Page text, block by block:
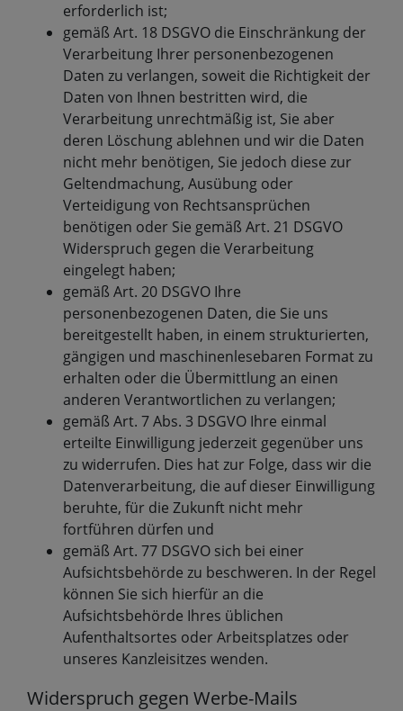
erforderlich ist;
gemäß Art. 18 DSGVO die Einschränkung der
Verarbeitung Ihrer personenbezogenen
Daten zu verlangen, soweit die Richtigkeit der
Daten von Ihnen bestritten wird, die
Verarbeitung unrechtmäßig ist, Sie aber
deren Löschung ablehnen und wir die Daten
nicht mehr benötigen, Sie jedoch diese zur
Geltendmachung, Ausübung oder
Verteidigung von Rechtsansprüchen
benötigen oder Sie gemäß Art. 21 DSGVO
Widerspruch gegen die Verarbeitung
eingelegt haben;
gemäß Art. 20 DSGVO Ihre
personenbezogenen Daten, die Sie uns
bereitgestellt haben, in einem strukturierten,
gängigen und maschinenlesebaren Format zu
erhalten oder die Übermittlung an einen
anderen Verantwortlichen zu verlangen;
gemäß Art. 7 Abs. 3 DSGVO Ihre einmal
erteilte Einwilligung jederzeit gegenüber uns
zu widerrufen. Dies hat zur Folge, dass wir die
Datenverarbeitung, die auf dieser Einwilligung
beruhte, für die Zukunft nicht mehr
fortführen dürfen und
gemäß Art. 77 DSGVO sich bei einer
Aufsichtsbehörde zu beschweren. In der Regel
können Sie sich hierfür an die
Aufsichtsbehörde Ihres üblichen
Aufenthaltsortes oder Arbeitsplatzes oder
unseres Kanzleisitzes wenden.
Widerspruch gegen Werbe-Mails